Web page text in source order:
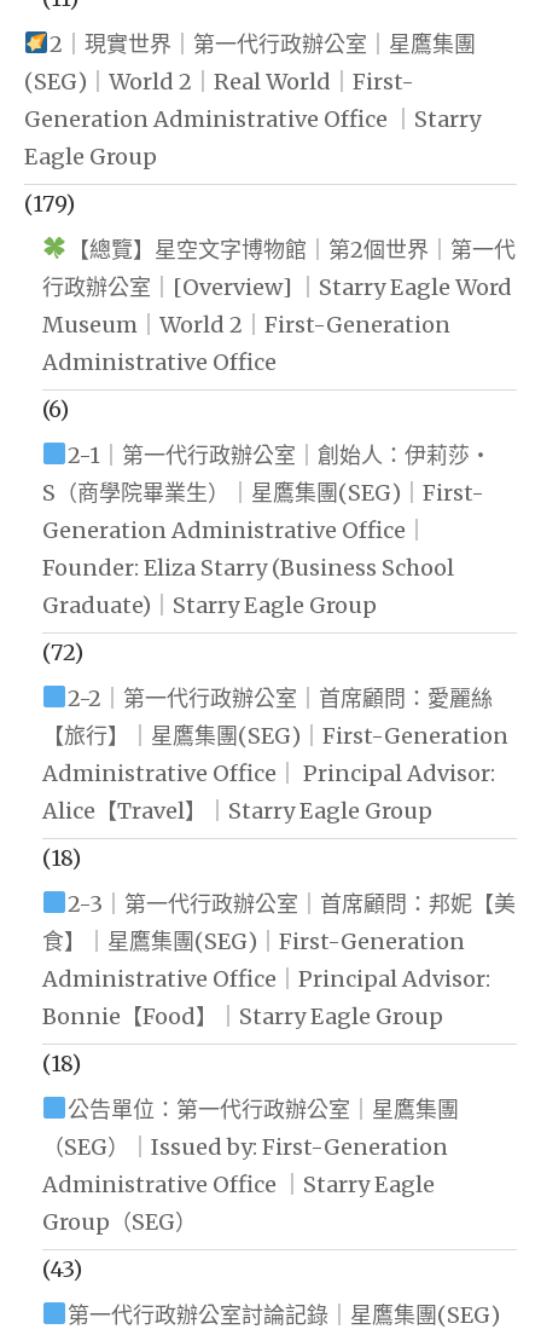
2｜現實世界｜第一代行政辦公室｜星鷹集團
(SEG)｜World 2｜Real World｜First-
Generation Administrative Office ｜Starry
Eagle Group
(179)
【總覽】星空文字博物館｜第2個世界｜第一代
行政辦公室｜[Overview] ｜Starry Eagle Word
Museum｜World 2｜First-Generation
Administrative Office
(6)
2-1｜第一代行政辦公室｜創始人：伊莉莎・
S（商學院畢業生）｜星鷹集團(SEG)｜First-
Generation Administrative Office｜
Founder: Eliza Starry (Business School
Graduate)｜Starry Eagle Group
(72)
2-2｜第一代行政辦公室｜首席顧問：愛麗絲
【旅行】｜星鷹集團(SEG)｜First-Generation
Administrative Office｜ Principal Advisor:
Alice【Travel】｜Starry Eagle Group
(18)
2-3｜第一代行政辦公室｜首席顧問：邦妮【美
食】｜星鷹集團(SEG)｜First-Generation
Administrative Office｜Principal Advisor:
Bonnie【Food】｜Starry Eagle Group
(18)
公告單位：第一代行政辦公室｜星鷹集團
（SEG）｜Issued by: First-Generation
Administrative Office ｜Starry Eagle
Group（SEG）
(43)
第一代行政辦公室討論記錄｜星鷹集團(SEG)